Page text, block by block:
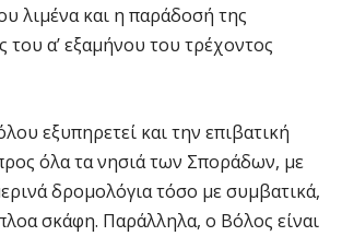
λιμένα και η παράδοσή της
του α’ εξαμήνου του τρέχοντος
εξυπηρετεί και την επιβατική
όλα τα νησιά των Σποράδων, με
δρομολόγια τόσο με συμβατικά,
σκάφη. Παράλληλα, ο Βόλος είναι